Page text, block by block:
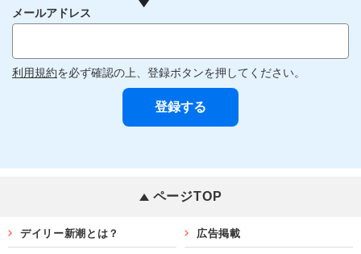
メールアドレス
利用規約を必ず確認の上、登録ボタンを押してください。
ページTOP
デイリー新潮とは？ 広告掲載